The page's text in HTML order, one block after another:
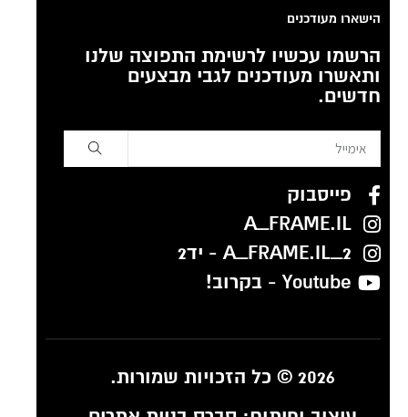
הישארו מעודכנים
הרשמו עכשיו לרשימת התפוצה שלנו
ותאשרו מעודכנים לגבי מבצעים
חדשים.
פייסבוק
A_FRAME.IL
A_FRAME.IL_2 - יד2
Youtube - בקרוב!
2026 © כל הזכויות שמורות.